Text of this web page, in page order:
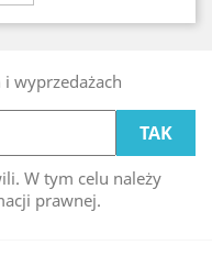
wyprzedażach
W tym celu należy
prawnej.